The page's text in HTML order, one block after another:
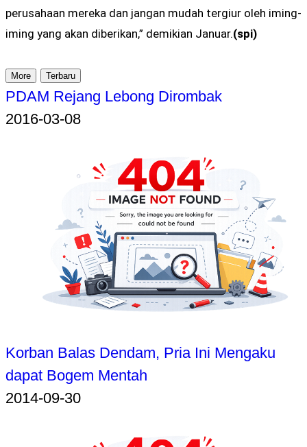
perusahaan mereka dan jangan mudah tergiur oleh iming-
iming yang akan diberikan,” demikian Januar.(spi)
More Terbaru
PDAM Rejang Lebong Dirombak
2016-03-08
Korban Balas Dendam, Pria Ini Mengaku
dapat Bogem Mentah
2014-09-30